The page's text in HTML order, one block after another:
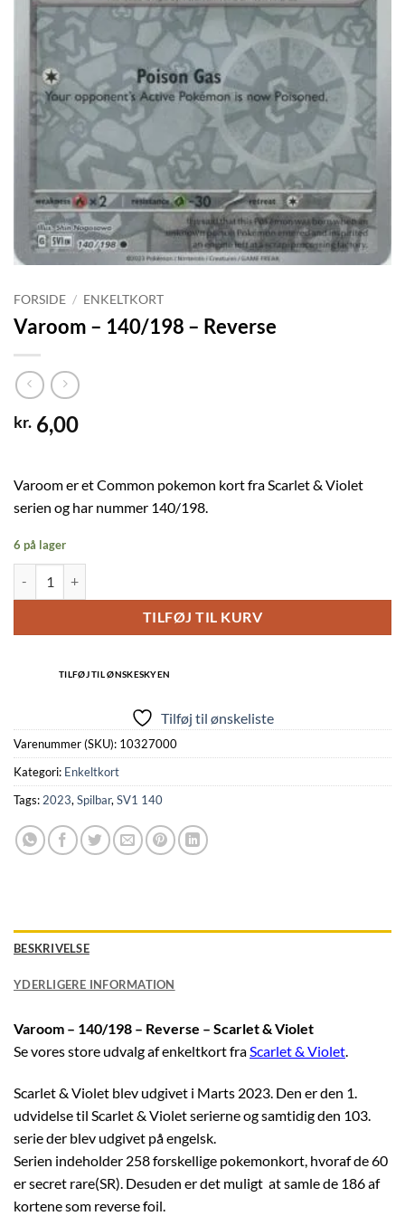
FORSIDE / ENKELTKORT
Varoom – 140/198 – Reverse
kr. 6,00
Varoom er et Common pokemon kort fra Scarlet & Violet
serien og har nummer 140/198.
6 på lager
TILFØJ TIL KURV
TILFØJ TIL ØNSKESKYEN
Tilføj til ønskeliste
Varenummer (SKU): 10327000
Kategori: Enkeltkort
Tags: 2023, Spilbar, SV1 140
BESKRIVELSE
YDERLIGERE INFORMATION
Varoom – 140/198 – Reverse – Scarlet & Violet
Se vores store udvalg af enkeltkort fra Scarlet & Violet
Scarlet & Violet blev udgivet i Marts 2023. Den er den 1.
udvidelse til Scarlet & Violet serierne og samtidig den 103.
serie der blev udgivet på engelsk.
Serien indeholder 258 forskellige pokemonkort, hvoraf de 60
er secret rare(SR). Desuden er det muligt at samle de 186 af
kortene som reverse foil.